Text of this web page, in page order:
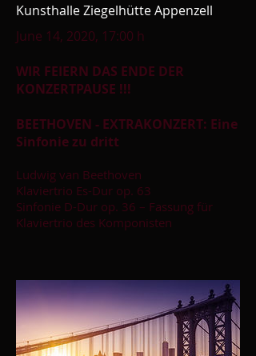
Kunsthalle Ziegelhütte Appenzell
June 14, 2020, 17:00 h
WIR FEIERN DAS ENDE DER
KONZERTPAUSE !!!
BEETHOVEN - EXTRAKONZERT: Eine
Sinfonie zu dritt
Ludwig van Beethoven
Klaviertrio Es-Dur op. 63
Sinfonie D-Dur op. 36 – Fassung für
Klaviertrio des Komponisten